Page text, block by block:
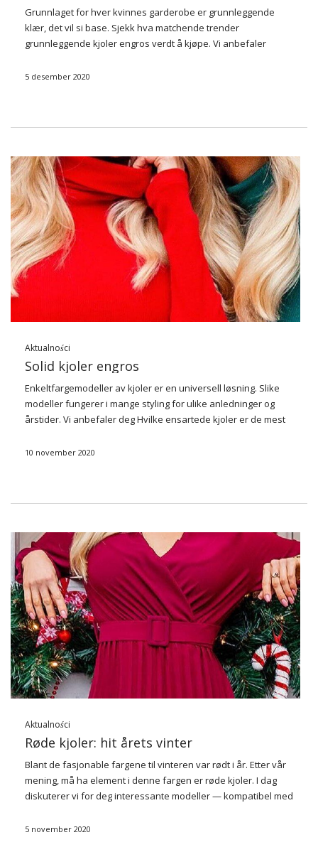
Grunnlaget for hver kvinnes garderobe er grunnleggende
klær, det vil si base. Sjekk hva matchende trender
grunnleggende kjoler engros verdt å kjøpe. Vi anbefaler
Base kjoler — hvordan ser de ut?
5 desember 2020
Aktualności
Solid kjoler engros
Enkeltfargemodeller av kjoler er en universell løsning. Slike
modeller fungerer i mange styling for ulike anledninger og
årstider. Vi anbefaler degHvilke ensartede kjoler er de mest
Hvorfor satse på
10 november 2020
Aktualności
Røde kjoler: hit årets vinter
Blant de fasjonable fargene til vinteren var rødt i år. Etter vår
mening, må ha element i denne fargen er røde kjoler. I dag
diskuterer vi for deginteressante modeller — kompatibel med
5 november 2020